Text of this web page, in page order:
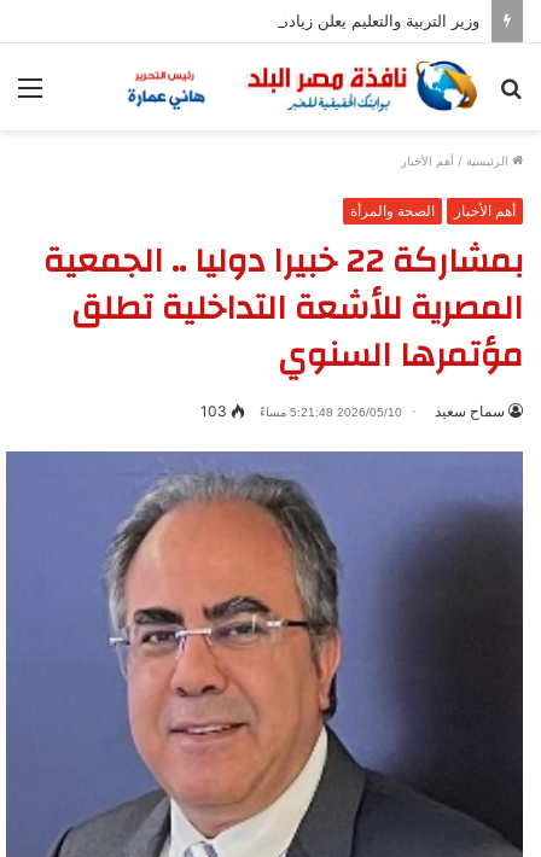
بحث
الرئيسية / أهم الأخبار
أهم الأخبار الصحة والمرأة
بمشاركة 22 خبيرا دوليا .. الجمعية
المصرية للأشعة التداخلية تطلق
مؤتمرها السنوي
سماح سعيد 2026/05/10 5:21:48 مساءً 103